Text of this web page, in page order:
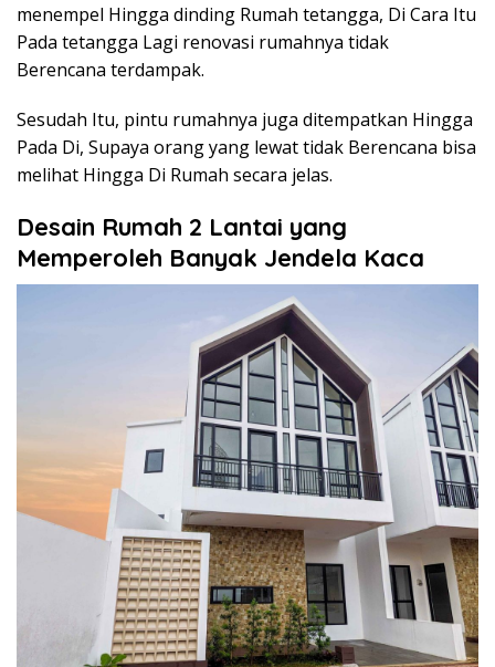
menempel Hingga dinding Rumah tetangga, Di Cara Itu
Pada tetangga Lagi renovasi rumahnya tidak
Berencana terdampak.
Sesudah Itu, pintu rumahnya juga ditempatkan Hingga
Pada Di, Supaya orang yang lewat tidak Berencana bisa
melihat Hingga Di Rumah secara jelas.
Desain Rumah 2 Lantai yang
Memperoleh Banyak Jendela Kaca